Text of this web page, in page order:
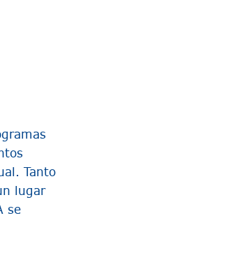
Tanto
lugar
se